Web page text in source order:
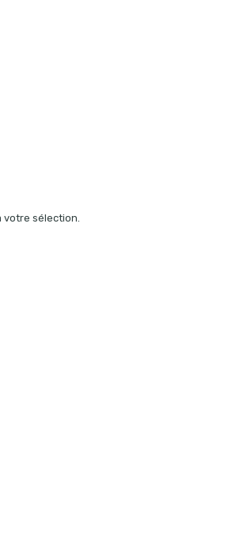
votre sélection.